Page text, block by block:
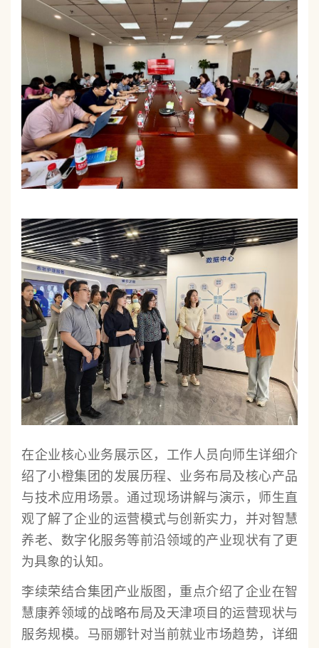
在企业核心业务展示区，工作人员向师生详细介
绍了小橙集团的发展历程、业务布局及核心产品
与技术应用场景。通过现场讲解与演示，师生直
观了解了企业的运营模式与创新实力，并对智慧
养老、数字化服务等前沿领域的产业现状有了更
为具象的认知。
李续荣结合集团产业版图，重点介绍了企业在智
慧康养领域的战略布局及天津项目的运营现状与
服务规模。马丽娜针对当前就业市场趋势，详细